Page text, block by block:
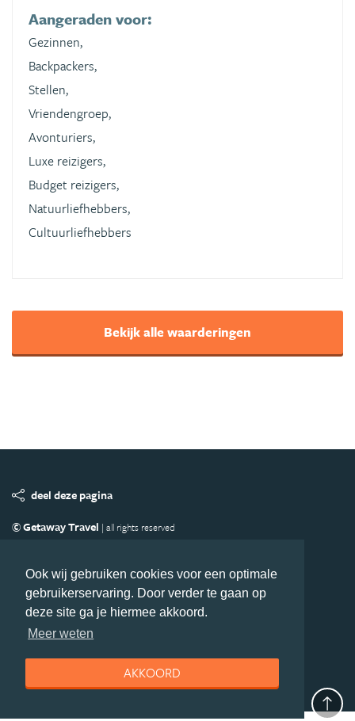
Ook wij gebruiken cookies voor een optimale
gebruikerservaring. Door verder te gaan op
deze site ga je hiermee akkoord.
Meer weten
AKKOORD
Aangeraden voor:
Gezinnen,
Backpackers,
Stellen,
Vriendengroep,
Avonturiers,
Luxe reizigers,
Budget reizigers,
Natuurliefhebbers,
Cultuurliefhebbers
Bekijk alle waarderingen
deel deze pagina
© Getaway Travel | all rights reserved
Copyright
Privacy statement Disclaimer
Cookies
Volg Oceanie.nl
Nieuwsbrief
Facebook